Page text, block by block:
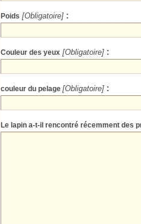
Poids [Obligatoire] :
Couleur des yeux [Obligatoire] :
couleur du pelage [Obligatoire] :
Le lapin a-t-il rencontré récemment des